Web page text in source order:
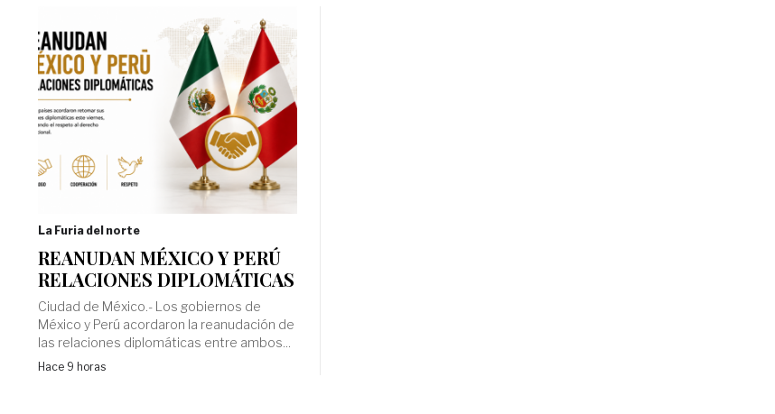
La Furia del norte
REANUDAN MÉXICO Y PERÚ
RELACIONES DIPLOMÁTICAS
Ciudad de México.- Los gobiernos de
México y Perú acordaron la reanudación de
las relaciones diplomáticas entre ambos...
Hace 9 horas